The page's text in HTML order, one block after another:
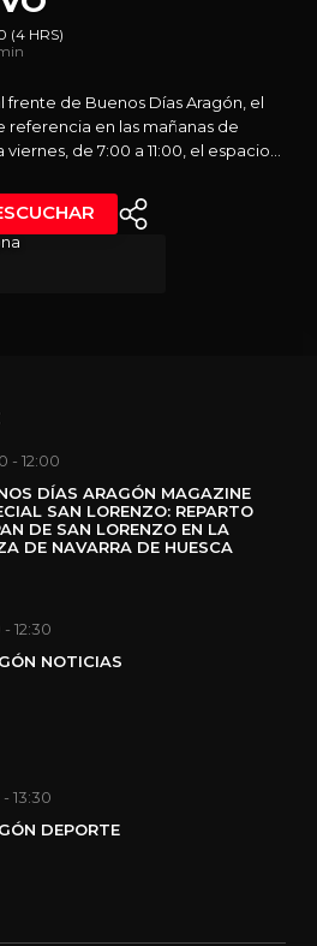
(4 HRS)
frente de Buenos Días Aragón, el
en las mañanas de
de 7:00 a 11:00, el espacio
entrevistas, tertulia, deporte
Además, cuenta con el respaldo
y la redacción de
- 12:00
DÍAS ARAGÓN MAGAZINE
SAN LORENZO: REPARTO
DE SAN LORENZO EN LA
DE NAVARRA DE HUESCA
- 12:30
NOTICIAS
- 13:30
DEPORTE